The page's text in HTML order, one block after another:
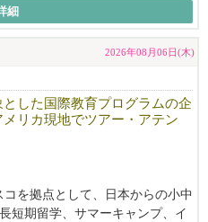
細
2026年08月06日(木)
した国際教育プログラムの企
リカ現地でツアー・アテン
を拠点として、日本からの小中
短期留学、サマーキャンプ、イ